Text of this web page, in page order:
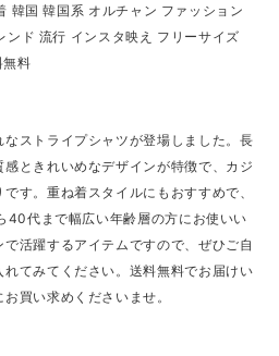
韓国 韓国系 オルチャン ファッション
ンド 流行 インスタ映え フリーサイズ
無料
ストライプシャツが登場しました。長
ときれいめなデザインが特徴で、カジ
す。重ね着スタイルにもおすすめで、
40代まで幅広い年齢層の方にお使いい
活躍するアイテムですので、ぜひご自
てみてください。送料無料でお届けい
買い求めくださいませ。